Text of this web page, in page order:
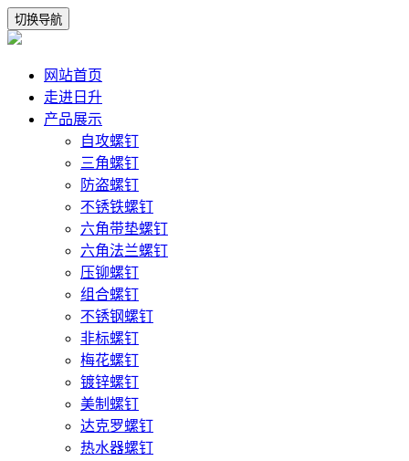
切换导航
网站首页
走进日升
产品展示
自攻螺钉
三角螺钉
防盗螺钉
不锈铁螺钉
六角带垫螺钉
六角法兰螺钉
压铆螺钉
组合螺钉
不锈钢螺钉
非标螺钉
梅花螺钉
镀锌螺钉
美制螺钉
达克罗螺钉
热水器螺钉